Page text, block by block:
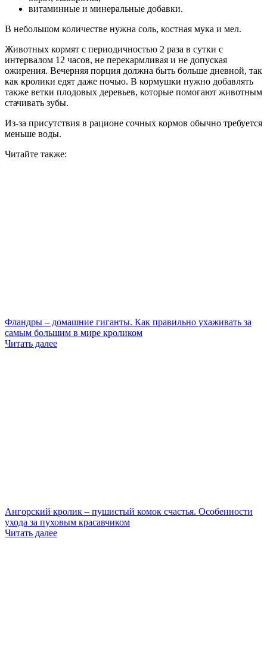
витаминные и минеральные добавки.
В небольшом количестве нужна соль, костная мука и мел.
Животных кормят с периодичностью 2 раза в сутки с
интервалом 12 часов, не перекармливая и не допуская
ожирения. Вечерняя порция должна быть больше дневной, так
как кролики едят даже ночью. В кормушки нужно добавлять
также ветки плодовых деревьев, которые помогают животным
стачивать зубы.
Из-за присутствия в рационе сочных кормов обычно требуется
меньше воды.
Читайте также:
Фландры – домашние гиганты. Как правильно ухаживать за
самым большим в мире кроликом
Читать далее
Ангорский кролик – пушистый комок счастья. Особенности
ухода за пуховым красавчиком
Читать далее